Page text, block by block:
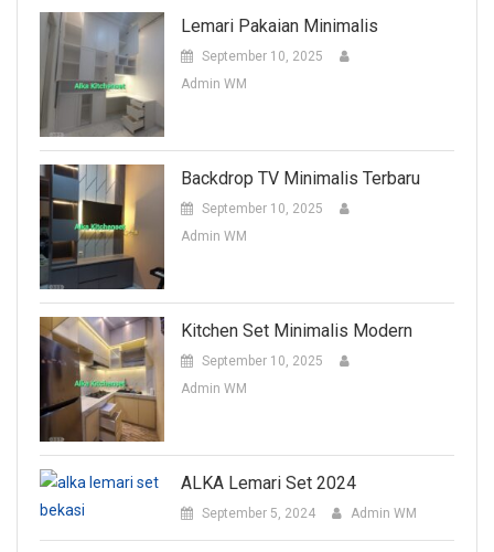
Lemari Pakaian Minimalis
September 10, 2025
Admin WM
Backdrop TV Minimalis Terbaru
September 10, 2025
Admin WM
Kitchen Set Minimalis Modern
September 10, 2025
Admin WM
ALKA Lemari Set 2024
September 5, 2024 Admin WM